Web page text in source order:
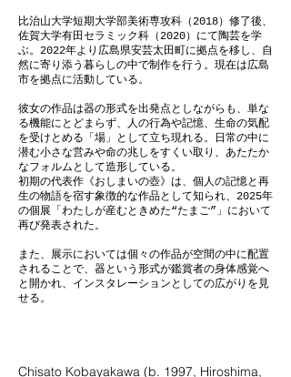
比治山大学短期大学部美術専攻科（2018）修了後、
佐賀大学有田セラミック科（2020）にて陶芸を学
ぶ。2022年より広島県安芸太田町に拠点を移し、自
然に寄り添う暮らしの中で制作を行う。現在は広島
市を拠点に活動している。
彼女の作品は器の形式を出発点としながらも、単な
る機能にとどまらず、人の行為や記憶、生命の気配
を受けとめる「場」として立ち現れる。日常の中に
潜む小さな営みや命の兆しをすくい取り、あたたか
なフォルムとして造形している。
初期の代表作《おしまいの壺》は、個人の記憶と再
生の物語を宿す象徴的な作品として知られ、2025年
の個展「わたしが産むときめた“たまご”」において
再び発表された。
また、展示においては個々の作品が空間の中に配置
されることで、器という形式が鑑賞者の身体感覚へ
と開かれ、インスタレーションとしての広がりを見
せる。
Chisato Kobayakawa (b. 1997, Hiroshima,